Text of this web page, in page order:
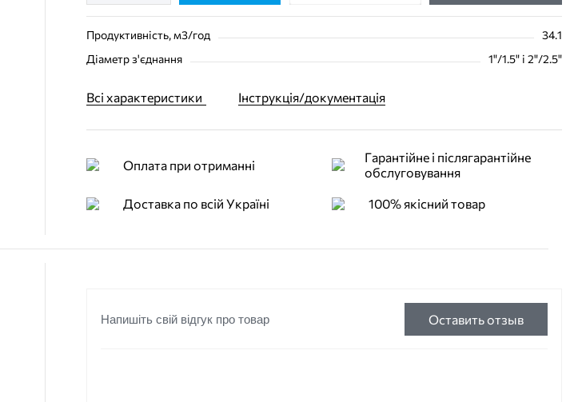
Продуктивність, м3/год
34.1
Діаметр з'єднання
1"/1.5" i 2"/2.5"
Всі характеристики Інструкція/документація
Оплата при отриманні
Гарантійне і післягарантійне
обслуговування
Доставка по всій Україні 100% якісний товар
Напишіть свій відгук про товар Оставить отзыв